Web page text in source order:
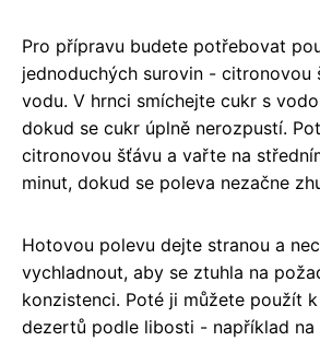
Pro přípravu budete potřebovat
jednoduchých surovin - citronovou
vodu. V hrnci smíchejte cukr s
dokud se cukr úplně nerozpustí.
citronovou šťávu a vařte na
minut, dokud se poleva nezačne
Hotovou polevu dejte stranou a
vychladnout, aby se ztuhla na
konzistenci. Poté ji můžete použít
dezertů podle libosti - například